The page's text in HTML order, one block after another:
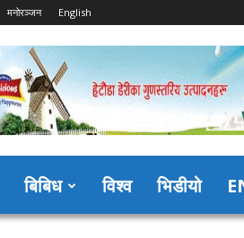
मनोरञ्जन English
बिबिध विश्व भिडीयो